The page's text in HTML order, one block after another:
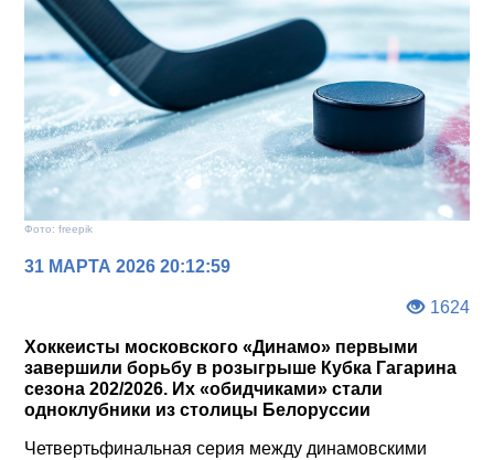
Фото: freepik
31 МАРТА 2026 20:12:59
1624
Хоккеисты московского «Динамо» первыми
завершили борьбу в розыгрыше Кубка Гагарина
сезона 202/2026. Их «обидчиками» стали
одноклубники из столицы Белоруссии
Четвертьфинальная серия между динамовскими